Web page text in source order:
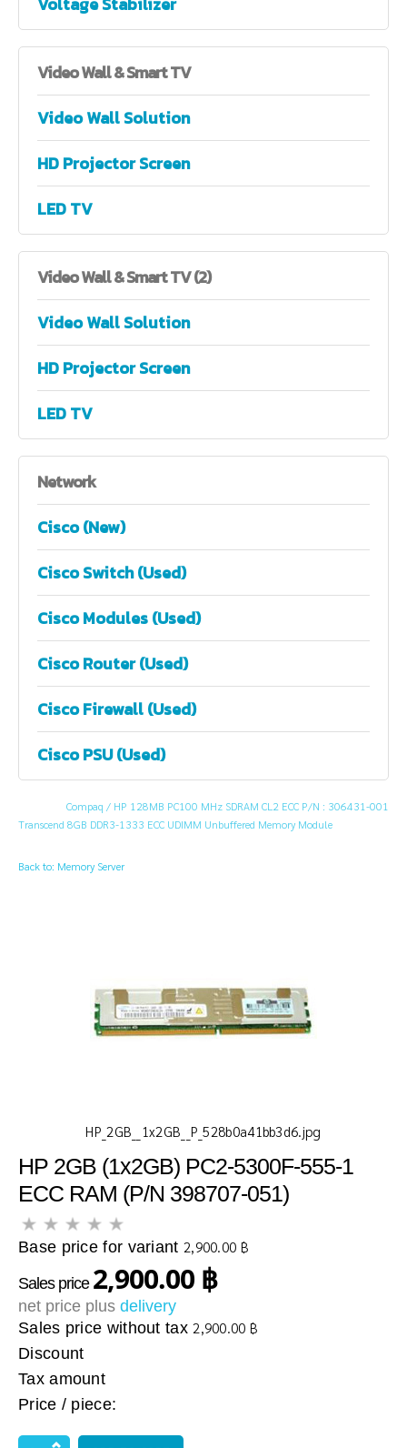
VideoWall & Smart TV
Video Wall Solution
HD Projector Screen
LED TV
VideoWall & Smart TV (2)
Video Wall Solution
HD Projector Screen
LED TV
Network
Cisco (New)
Cisco Switch (Used)
Cisco Modules (Used)
Cisco Router (Used)
Cisco Firewall (Used)
Cisco PSU (Used)
Compaq / HP 128MB PC100 MHz SDRAM CL2 ECC P/N : 306431-001
Transcend 8GB DDR3-1333 ECC UDIMM Unbuffered Memory Module
Back to: Memory Server
HP_2GB__1x2GB__P_528b0a41bb3d6.jpg
HP 2GB (1x2GB) PC2-5300F-555-1
ECC RAM (P/N 398707-051)
Base price for variant 2,900.00 ฿
Sales price 2,900.00 ฿
net price plus delivery
Sales price without tax2,900.00 ฿
Discount
Tax amount
Price / piece: